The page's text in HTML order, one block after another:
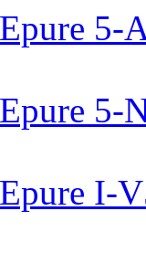
5-
5-
I-